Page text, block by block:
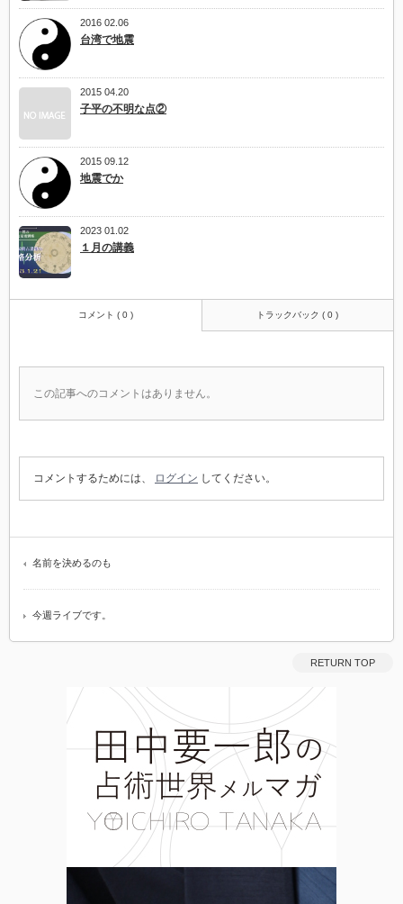
2016 02.06
台湾で地震
2015 04.20
子平の不明な点②
2015 09.12
地震でか
2023 01.02
１月の講義
コメント ( 0 ) トラックバック ( 0 )
この記事へのコメントはありません。
コメントするためには、 ログイン してください。
名前を決めるのも
今週ライブです。
RETURN TOP